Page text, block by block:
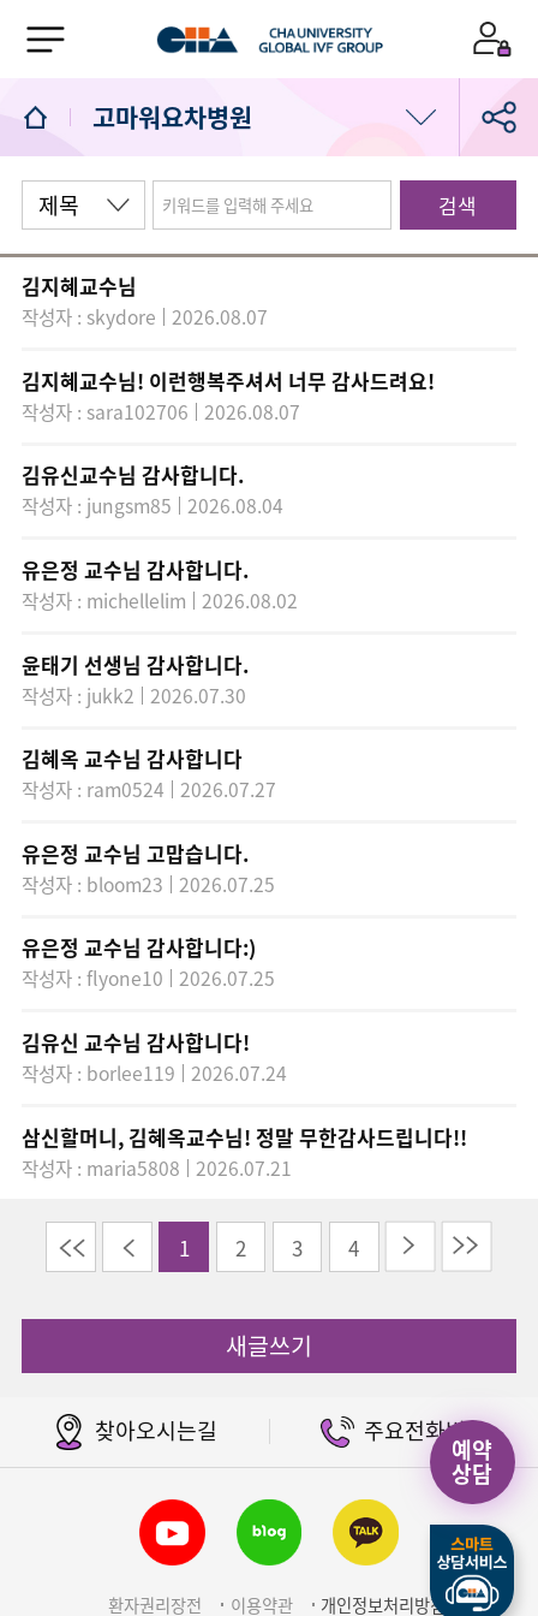
고마워요차병원
공지사항
임신축하합니다
고마워요차병원
고객의소리
검색
김지혜교수님
작성자 : skydore 2026.08.07
김지혜교수님! 이런행복주셔서 너무 감사드려요!
작성자 : sara102706 2026.08.07
김유신교수님 감사합니다.
작성자 : jungsm85 2026.08.04
유은정 교수님 감사합니다.
작성자 : michellelim 2026.08.02
윤태기 선생님 감사합니다.
작성자 : jukk2 2026.07.30
김혜옥 교수님 감사합니다
작성자 : ram0524 2026.07.27
유은정 교수님 고맙습니다.
작성자 : bloom23 2026.07.25
유은정 교수님 감사합니다:)
작성자 : flyone10 2026.07.25
김유신 교수님 감사합니다!
작성자 : borlee119 2026.07.24
삼신할머니, 김혜옥교수님! 정말 무한감사드립니다!!
작성자 : maria5808 2026.07.21
이전 1 2 3 4 다음 끝
새글쓰기
예약
상담
찾아오시는길 주요전화번호
환자권리장전 이용약관 개인정보처리방침